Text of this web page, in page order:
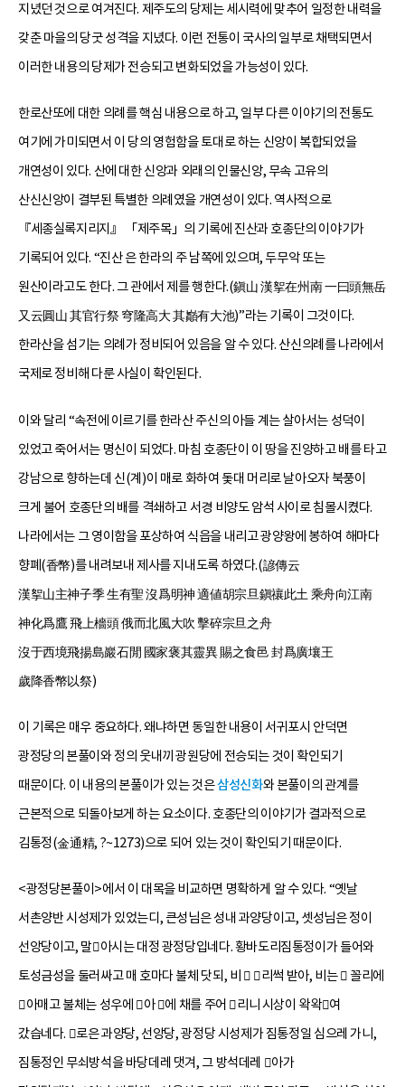
지녔던 것으로 여겨진다. 제주도의 당제는 세시력에 맞추어 일정한 내력을
갖춘 마을의 당굿 성격을 지녔다. 이런 전통이 국사의 일부로 채택되면서
이러한 내용의 당제가 전승되고 변화되었을 가능성이 있다.
한로산또에 대한 의례를 핵심 내용으로 하고, 일부 다른 이야기의 전통도
여기에 가미되면서 이 당의 영험함을 토대로 하는 신앙이 복합되었을
개연성이 있다. 산에 대한 신앙과 외래의 인물신앙, 무속 고유의
산신신앙이 결부된 특별한 의례였을 개연성이 있다. 역사적으로
『세종실록지리지』 「제주목」의 기록에 진산과 호종단의 이야기가
기록되어 있다. “진산 은 한라의 주 남쪽에 있으며, 두무악 또는
원산이라고도 한다. 그 관에서 제를 행한다.(鎭山 漢挐在州南 一曰頭無岳
又云圓山 其官行祭 穹隆高大 其巓有大池)”라는 기록이 그것이다.
한라산을 섬기는 의례가 정비되어 있음을 알 수 있다. 산신의례를 나라에서
국제로 정비해 다룬 사실이 확인된다.
이와 달리 “속전에 이르기를 한라산 주신의 아들 계는 살아서는 성덕이
있었고 죽어서는 명신이 되었다. 마침 호종단이 이 땅을 진양하고 배를 타고
강남으로 향하는데 신(계)이 매로 화하여 돛대 머리로 날아오자 북풍이
크게 불어 호종단의 배를 격쇄하고 서경 비양도 암석 사이로 침몰시켰다.
나라에서는 그 영이함을 포상하여 식읍을 내리고 광양왕에 봉하여 해마다
향폐(香幣)를 내려보내 제사를 지내도록 하였다.(諺傳云
漢挐山主神子季 生有聖 沒爲明神 適値胡宗旦鎭禳此土 乘舟向江南
神化爲鷹 飛上檣頭 俄而北風大吹 擊碎宗旦之舟
沒于西境飛揚島巖石閒 國家褒其靈異 賜之食邑 封爲廣壤王
歲降香幣以祭)
이 기록은 매우 중요하다. 왜냐하면 동일한 내용이 서귀포시 안덕면
광정당의 본풀이와 정의 웃내끼 광원당에 전승되는 것이 확인되기
때문이다. 이 내용의 본풀이가 있는 것은삼성신화와 본풀이의 관계를
근본적으로 되돌아보게 하는 요소이다. 호종단의 이야기가 결과적으로
김통정(金通精, ?~1273)으로 되어 있는 것이 확인되기 때문이다.
<광정당본풀이>에서 이 대목을 비교하면 명확하게 알 수 있다. “옛날
서촌양반 시성제가 있었는디, 큰성님은 성내 과양당이고, 셋성님은 정이
선앙당이고, 말아시는 대정 광정당입네다. 황바도리짐통정이가 들어와
토성금성을 둘러싸고 매 호마다 불체 닷되, 비  리썩 받아, 비는  꼴리에
아매고 불체는 성우에 아 에 채를 주어 리니 시상이 왁왁여
갔습네다. 로은 과양당, 선앙당, 광정당 시성제가 짐통정일 심으레 가니,
짐통정인 무쇠방석을 바당데레 댓겨, 그 방석데레 아가